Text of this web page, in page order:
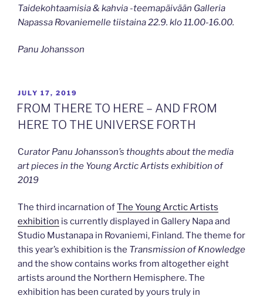
Taidekohtaamisia & kahvia -teemapäivään Galleria
Napassa Rovaniemelle tiistaina 22.9. klo 11.00-16.00.
Panu Johansson
POSTED
ON
JULY 17, 2019
FROM THERE TO HERE – AND FROM
HERE TO THE UNIVERSE FORTH
Curator Panu Johansson’s thoughts about the media
art pieces in the Young Arctic Artists exhibition of
2019
The third incarnation ofThe Young Arctic Artists
exhibition is currently displayed in Gallery Napa and
Studio Mustanapa in Rovaniemi, Finland. The theme for
this year’s exhibition is the Transmission of Knowledge
and the show contains works from altogether eight
artists around the Northern Hemisphere. The
exhibition has been curated by yours truly in